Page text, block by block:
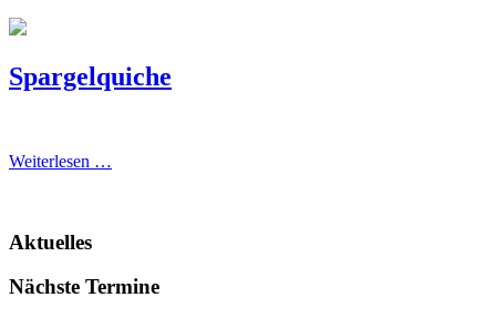
Spargelquiche
Weiterlesen …
Aktuelles
Nächste Termine